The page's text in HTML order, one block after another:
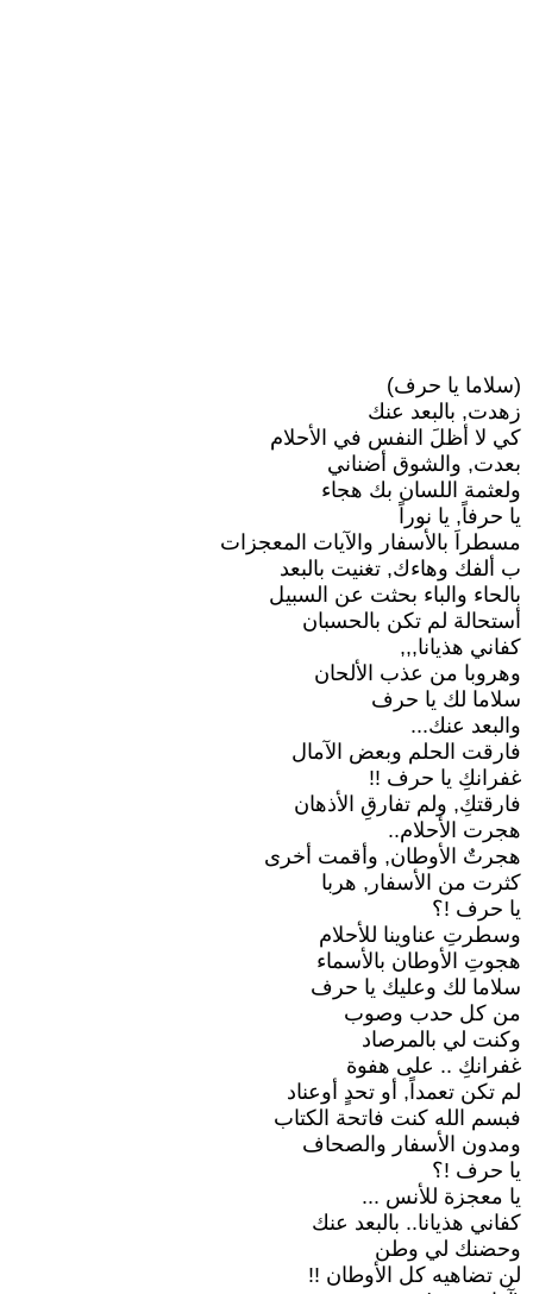
(سلاما يا حرف)
زهدت, بالبعد عنك
كي لا أظلَ النفس في الأحلام
بعدت, والشوق أضناني
ولعثمة اللسان بك هجاء
يا حرفاً, يا نوراً
مسطراَ بالأسفار والآيات المعجزات
ب ألفك وهاءك, تغنيت بالبعد
بالحاء والباء بحثت عن السبيل
أستحالة لم تكن بالحسبان
كفاني هذيانا,,,
وهروبا من عذب الألحان
سلاما لك يا حرف
والبعد عنك...
فارقت الحلم وبعض الآمال
غفرانكِ يا حرف !!
فارقتكِ, ولم تفارقِ الأذهان
هجرت الأحلام..
هجرتٌ الأوطان, وأقمت أخرى
كثرت من الأسفار, هربا
يا حرف !؟
وسطرتِ عناوينا للأحلام
هجوتِ الأوطان بالأسماء
سلاما لك وعليك يا حرف
من كل حدب وصوب
وكنت لي بالمرصاد
غفرانكِ .. على هفوة
لم تكن تعمداً, أو تحدٍ أوعناد
فبسم الله كنت فاتحة الكتاب
ومدون الأسفار والصحاف
يا حرف !؟
يا معجزة للأنس ...
كفاني هذيانا.. بالبعد عنك
وحضنك لي وطن
لن تضاهيه كل الأوطان !!